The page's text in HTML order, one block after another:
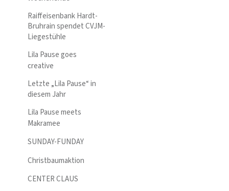
Raiffeisenbank Hardt-
Bruhrain spendet CVJM-
Liegestühle
Lila Pause goes
creative
Letzte „Lila Pause“ in
diesem Jahr
Lila Pause meets
Makramee
SUNDAY-FUNDAY
Christbaumaktion
CENTER CLAUS